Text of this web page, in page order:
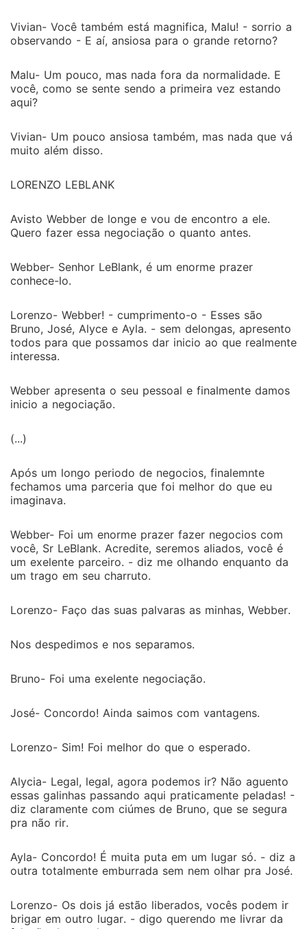
Vivian- Você também está magnifica, Malu! - sorrio a
observando - E aí, ansiosa para o grande retorno?
Malu- Um pouco, mas nada fora da normalidade. E
você, como se sente sendo a primeira vez estando
aqui?
Vivian- Um pouco ansiosa também, mas nada que vá
muito além disso.
LORENZO LEBLANK
Avisto Webber de longe e vou de encontro a ele.
Quero fazer essa negociação o quanto antes.
Webber- Senhor LeBlank, é um enorme prazer
conhece-lo.
Lorenzo- Webber! - cumprimento-o - Esses são
Bruno, José, Alyce e Ayla. - sem delongas, apresento
todos para que possamos dar inicio ao que realmente
interessa.
Webber apresenta o seu pessoal e finalmente damos
inicio a negociação.
(...)
Após um longo periodo de negocios, finalemnte
fechamos uma parceria que foi melhor do que eu
imaginava.
Webber- Foi um enorme prazer fazer negocios com
você, Sr LeBlank. Acredite, seremos aliados, você é
um exelente parceiro. - diz me olhando enquanto da
um trago em seu charruto.
Lorenzo- Faço das suas palvaras as minhas, Webber.
Nos despedimos e nos separamos.
Bruno- Foi uma exelente negociação.
José- Concordo! Ainda saimos com vantagens.
Lorenzo- Sim! Foi melhor do que o esperado.
Alycia- Legal, legal, agora podemos ir? Não aguento
essas galinhas passando aqui praticamente peladas! -
diz claramente com ciúmes de Bruno, que se segura
pra não rir.
Ayla- Concordo! É muita puta em um lugar só. - diz a
outra totalmente emburrada sem nem olhar pra José.
Lorenzo- Os dois já estão liberados, vocês podem ir
brigar em outro lugar. - digo querendo me livrar da